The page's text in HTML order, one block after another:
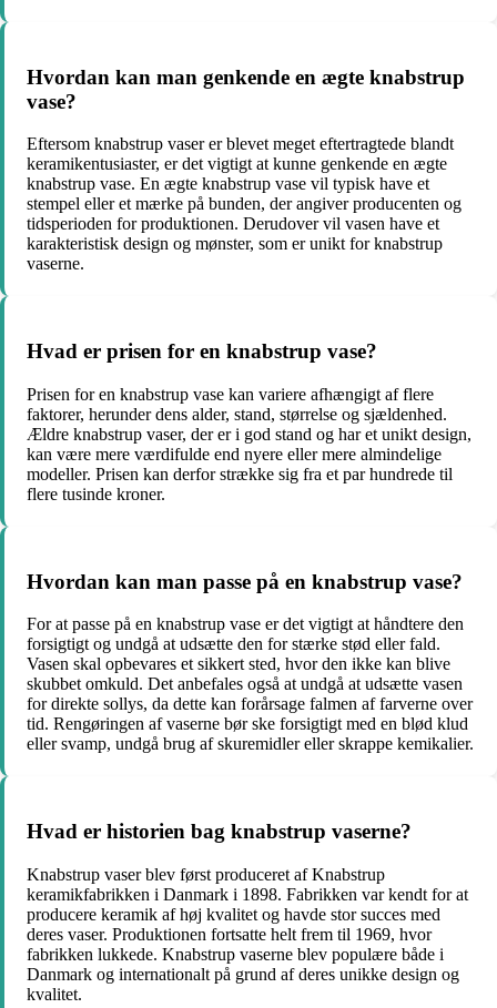
Hvordan kan man genkende en ægte knabstrup
vase?
Eftersom knabstrup vaser er blevet meget eftertragtede blandt
keramikentusiaster, er det vigtigt at kunne genkende en ægte
knabstrup vase. En ægte knabstrup vase vil typisk have et
stempel eller et mærke på bunden, der angiver producenten og
tidsperioden for produktionen. Derudover vil vasen have et
karakteristisk design og mønster, som er unikt for knabstrup
vaserne.
Hvad er prisen for en knabstrup vase?
Prisen for en knabstrup vase kan variere afhængigt af flere
faktorer, herunder dens alder, stand, størrelse og sjældenhed.
Ældre knabstrup vaser, der er i god stand og har et unikt design,
kan være mere værdifulde end nyere eller mere almindelige
modeller. Prisen kan derfor strække sig fra et par hundrede til
flere tusinde kroner.
Hvordan kan man passe på en knabstrup vase?
For at passe på en knabstrup vase er det vigtigt at håndtere den
forsigtigt og undgå at udsætte den for stærke stød eller fald.
Vasen skal opbevares et sikkert sted, hvor den ikke kan blive
skubbet omkuld. Det anbefales også at undgå at udsætte vasen
for direkte sollys, da dette kan forårsage falmen af farverne over
tid. Rengøringen af vaserne bør ske forsigtigt med en blød klud
eller svamp, undgå brug af skuremidler eller skrappe kemikalier.
Hvad er historien bag knabstrup vaserne?
Knabstrup vaser blev først produceret af Knabstrup
keramikfabrikken i Danmark i 1898. Fabrikken var kendt for at
producere keramik af høj kvalitet og havde stor succes med
deres vaser. Produktionen fortsatte helt frem til 1969, hvor
fabrikken lukkede. Knabstrup vaserne blev populære både i
Danmark og internationalt på grund af deres unikke design og
kvalitet.